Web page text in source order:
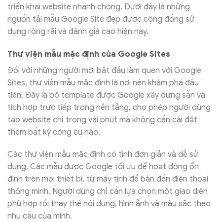
triển khai website nhanh chóng. Dưới đây là những
nguồn tải mẫu Google Site đẹp được cộng đồng sử
dụng rộng rãi và đánh giá cao hiện nay.
Thư viện mẫu mặc định của Google Sites
Đối với những người mới bắt đầu làm quen với Google
Sites, thư viện mẫu mặc định là nơi nên khám phá đầu
tiên. Đây là bộ template được Google xây dựng sẵn và
tích hợp trực tiếp trong nền tảng, cho phép người dùng
tạo website chỉ trong vài phút mà không cần cài đặt
thêm bất kỳ công cụ nào.
Các thư viện mẫu mặc định có tính đơn giản và dễ sử
dụng. Các mẫu được Google tối ưu để hoạt động ổn
định trên mọi thiết bị, từ máy tính để bàn đến điện thoại
thông minh. Người dùng chỉ cần lựa chọn một giao diện
phù hợp rồi thay thế nội dung, hình ảnh và màu sắc theo
nhu cầu của mình.